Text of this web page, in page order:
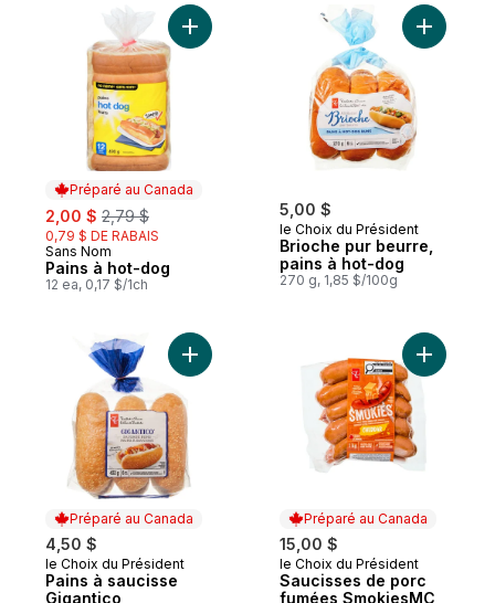
Préparé au Canada
sale:
2,00 $ , formerly:
2,79 $
0,79 $ DE RABAIS
Préparé au Canada
Sans Nom
Pains à hot-dog
12 ea, 0,17 $/1ch
Ajouter Pains à hot-dog au panier
5,00 $
le Choix du Président
Brioche pur beurre,
pains à hot-dog
270 g, 1,85 $/100g
Ajouter
Préparé au Canada
4,50 $
Préparé au Canada
le Choix du Président
Pains à saucisse
Gigantico
Ajouter Pains à saucisse Gigantico au
Préparé au Canada
15,00 $
Préparé au Canada
le Choix du Président
Saucisses de porc
fumées SmokiesMC
Ajouter